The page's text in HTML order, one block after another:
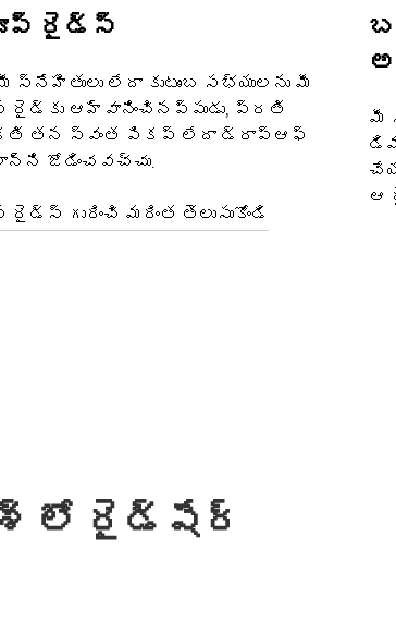
రైడ్స్
స్నేహితులు లేదా కుటుంబ సభ్యులను మీ
రైడ్‌కు ఆహ్వానించినప్పుడు, ప్రతి
తన స్వంత పికప్ లేదా డ్రాప్‌ఆఫ్
జోడించవచ్చు.
రైడ్స్ గురించి మరింత తెలుసుకోండి
మీ
ఆ
లో రైడ్‌షేర్